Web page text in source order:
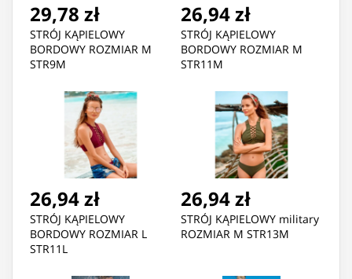
29,78 zł
STRÓJ KĄPIELOWY
BORDOWY ROZMIAR M
STR9M
26,94 zł
STRÓJ KĄPIELOWY
BORDOWY ROZMIAR M
STR11M
26,94 zł
STRÓJ KĄPIELOWY
BORDOWY ROZMIAR L
STR11L
26,94 zł
STRÓJ KĄPIELOWY military
ROZMIAR M STR13M